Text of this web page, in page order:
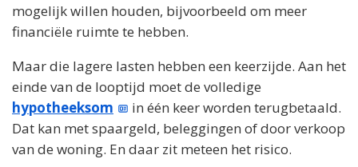
mogelijk willen houden, bijvoorbeeld om meer
financiële ruimte te hebben.
Maar die lagere lasten hebben een keerzijde. Aan het
einde van de looptijd moet de volledige
hypotheeksom
in één keer worden terugbetaald.
Dat kan met spaargeld, beleggingen of door verkoop
van de woning. En daar zit meteen het risico.